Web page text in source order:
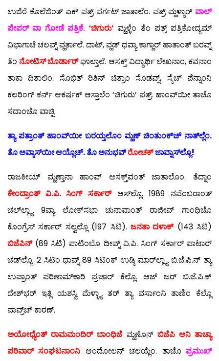
ಉಜಿರೆ ಕೊಲೆಜಿಂತ್ ಏಕ್ ಪತ್ರ್ ಪರ್ಗಟ್ ಜಾತಾಲೆಂ. ಪತ್ರ್ ಮ್ಹಳ್ಯಾರ್ ವಾಲ್
ಪೇಪರ್ ವಾ ಗೋಡೆ ಪತ್ರಿಕೆ. ‘ಚಿಗುರು’ ಮ್ಹಳ್ಳೆಂ ತೆಂ ಪತ್ರ್ ಪತ್ರಿಕೋದ್ಯಮ್
ವಿಭಾಗಾಚೆ ಚಲವ್ನ್ ವ್ಹರ್ತಾಲೆ. ದಾಟ್, ವ್ಹಡ್ ಧವ್ಯಾ ಕಾಗ್ದಾರ್ ಹಾತಾಂತ್ ಬರವ್ನ್
ತೆಂನೋಟಿಸ್ ಬೊರ್ಡಾರ್ಘಾಲ್ತಾಲೆ. ಆಸಕ್ತ್ ವಿದ್ಯಾರ್ಥಿ ಲೇಖನಾಂ, ಕವನಾಂ
ತಾಕಾ ದಿತಾಲಿಂ. ಸೊಭಿತ್ ರಿತಿನ್ ಚಿತ್ರಾಂ ಸೊಡವ್ನ್, ಸ್ಕೆಚ್ ಪೆನ್ನಾಂನಿ
ಕಲರಿಂಗ್ ಕರ್ನ್ ಆಕರ್ಷಕ್ ಆಸ್ತಾಲೆಂ ‘ಚಿಗುರು’ ಪತ್ರ್. ಹಾಂವ್‍ಯೀ ತಾಚೊ
ಸದಾಂಚೊ ವಾಚ್ಪಿ.
ತ್ಯಾ ಪತ್ರಾಂತ್ ಹಾಂವ್‍ಯೀ ಬರಯ್ತಲೊಂ ಮ್ಹಣ್ ಚಿಂತುಂಕ್‍ಚ್ ನಾತ್‍ಲ್ಲೆಂ.
ತೊ ಅವ್ಕಾಸ್‍ಯೀ ಆಯ್ಲೊಚ್. ತೊ ಅನುಭವ್ರೋಚಕ್ಜಾವ್ನಾಸ್‍ಲ್ಲೊ!
ರಾಜಕೀಯ್ ಮ್ಹಣ್ತಾನಾ ಹಾಂವ್ ಆಸಕ್ತ್‌ವಂತ್ ಜಾತಾಲೊಂ. ತೆದ್ನಾಂ
ಕೇಂದ್ರಾಂತ್ ವಿ.ಪಿ. ಸಿಂಗ್ ಸರ್ಕಾರ್ಆಸ್‍ಲ್ಲೊ. 1989 ನವೆಂಬರಾಂತ್
ಚಲ್‍ಲ್ಲ್ಯಾ 9ವ್ಯಾ ಲೋಕ್‍ಸಭಾ ಚುನಾವಾಂತ್ ರಾಜೀವ್ ಗಾಂಧಿಚೊ
ಕೊಂಗ್ರೆಸ್ ಸರ್ಕಾರ್ ಸಲ್ವಲ್ಲೊ (197 ಸಿಟಿ). ಜನತಾ ದಳಾಕ್(143 ಸಿಟಿ)
ಬಿಜೆಪಿನ್(89 ಸಿಟಿ) ಪಾಟಿಂಬೊ ದೀವ್ನ್ ವಿ.ಪಿ. ಸಿಂಗ್ ಸರ್ಕಾರ್ ಪಾಟಾರ್
ಚಡ್‍ಲ್ಲೊ. 2 ಸಿಟಿಂ ಥಾವ್ನ್ 89 ಸಿಟಿಂಕ್ ಉಡ್ಕಿ ಮಾರ್‌ಲ್ಲ್ಯಾ ಬಿ.ಜೆ.ಪಿ.ನ್ ತ್ಯಾ
ಉಪ್ರಾಂತ್ ಪರಿಣಾಮ್‍ಕಾರಿ ಪ್ರಚಾರ್ ಕೆಲ್ಲೊ. ಆಜ್ ಜರ್ ಬಿ.ಜೆ.ಪಿ.ಕ್
ದೇಶ್‍ಭರ್ ಇತ್ಲಿ ಯಶಸ್ವಿ ಮೆಳ್ಳ್ಯಾ ತರ್ ತ್ಯಾ ವರ್ಸಾಂನಿ ತಾಣಿಂ ಕೆಲ್ಲೊ
ವಾವ್ರ್‌ಚ್ ಕಾರಣ್.
ಅಯೋಧ್ಯೆಂತ್ ರಾಮಮಂದಿರ್ ಬಾಂಧಿಜೆಮ್ಹಣೊನ್ಬಿಜೆಪಿ ಆನಿ ತಾಚ್ಯಾ
ಪರಿವಾರ್ ಸಂಘಟನಾಂನಿ ಆಂದೋಲನ್ ಚಲಯ್ಲೆಂ. ತಾಚೊ ಪ್ರಮುಖ್